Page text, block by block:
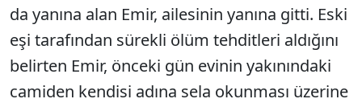
da yanına alan Emir, ailesinin yanına gitti. Eski
eşi tarafından sürekli ölüm tehditleri aldığını
belirten Emir, önceki gün evinin yakınındaki
camiden kendisi adına sela okunması üzerine